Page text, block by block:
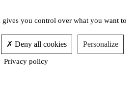
gives you control over what you want to
Deny all cookies Personalize
Privacy policy